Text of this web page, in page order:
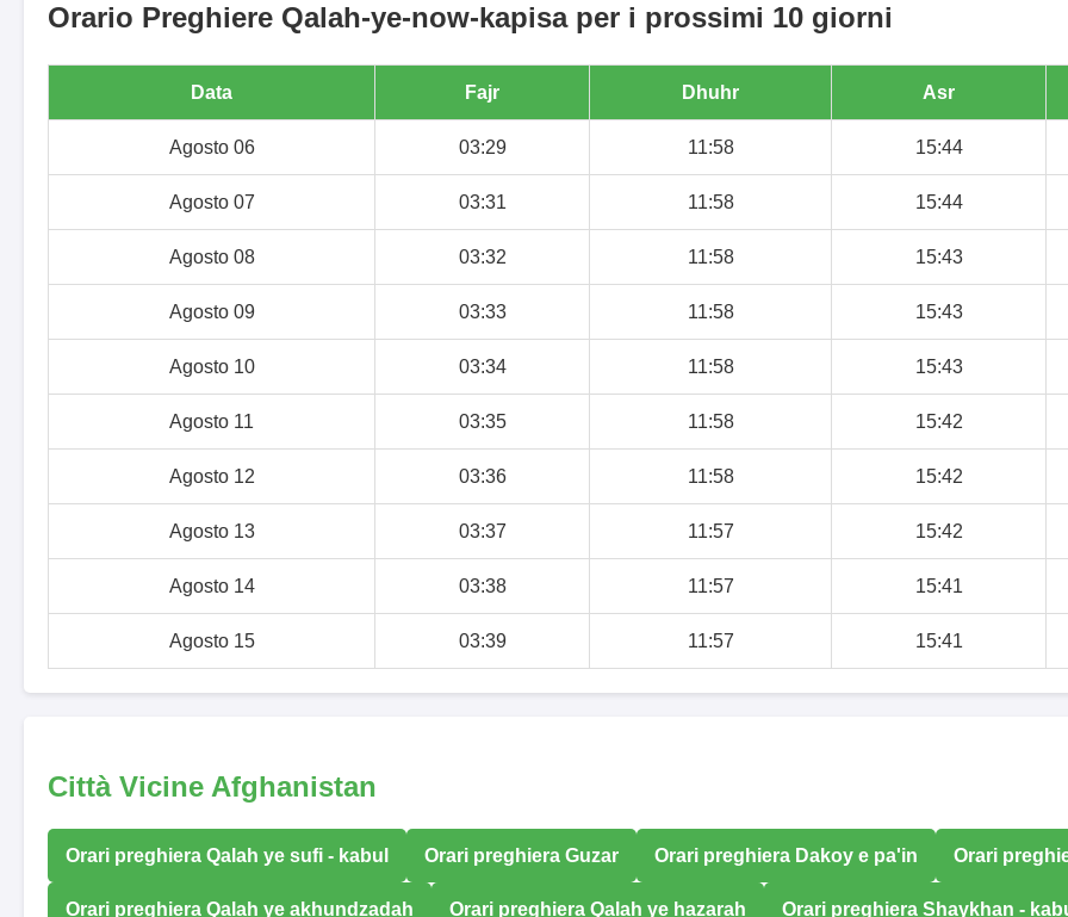
Orario Preghiere Qalah-ye-now-kapisa per i prossimi 10 giorni
Data Fajr Dhuhr Asr
Agosto 06 03:29 11:58 15:44
Agosto 07 03:31 11:58 15:44
Agosto 08 03:32 11:58 15:43
Agosto 09 03:33 11:58 15:43
Agosto 10 03:34 11:58 15:43
Agosto 11 03:35 11:58 15:42
Agosto 12 03:36 11:58 15:42
Agosto 13 03:37 11:57 15:42
Agosto 14 03:38 11:57 15:41
Agosto 15 03:39 11:57 15:41
Città Vicine Afghanistan
Orari preghiera Qalah ye sufi - kabul Orari preghiera Guzar Orari preghiera Dakoy e pa'in Orari
Orari preghiera Qalah ye akhundzadah Orari preghiera Qalah ye hazarah Orari preghiera Shaykhan -